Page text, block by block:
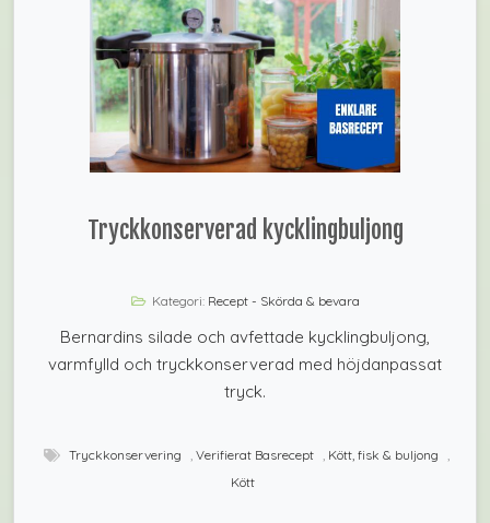
Tryckkonserverad kycklingbuljong
Kategori: Recept - Skörda & bevara
Bernardins silade och avfettade kycklingbuljong,
varmfylld och tryckkonserverad med höjdanpassat
tryck.
Tryckkonservering , Verifierat Basrecept , Kött, fisk & buljong ,
Kött